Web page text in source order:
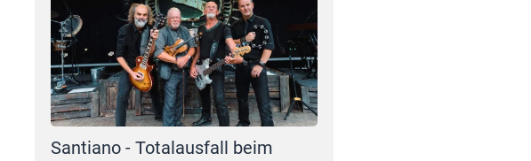
Santiano - Totalausfall beim